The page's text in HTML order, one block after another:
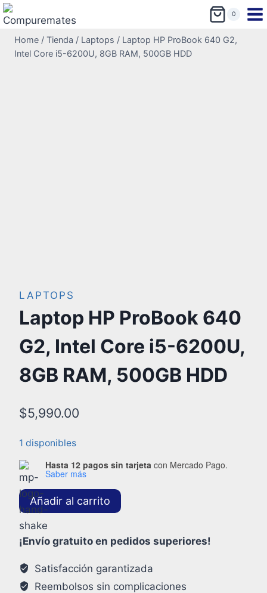
0
Home / Tienda / Laptops / Laptop HP ProBook 640 G2,
Intel Core i5-6200U, 8GB RAM, 500GB HDD
LAPTOPS
Laptop HP ProBook 640
G2, Intel Core i5-6200U,
8GB RAM, 500GB HDD
$5,990.00
1 disponibles
Hasta 12 pagos sin tarjeta con Mercado Pago.
Saber más
Añadir al carrito
¡Envío gratuito en pedidos superiores!
Satisfacción garantizada
Reembolsos sin complicaciones